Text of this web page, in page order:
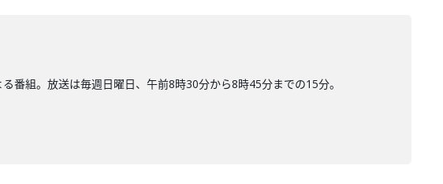
番組。放送は毎週日曜日、午前8時30分から8時45分までの15分。